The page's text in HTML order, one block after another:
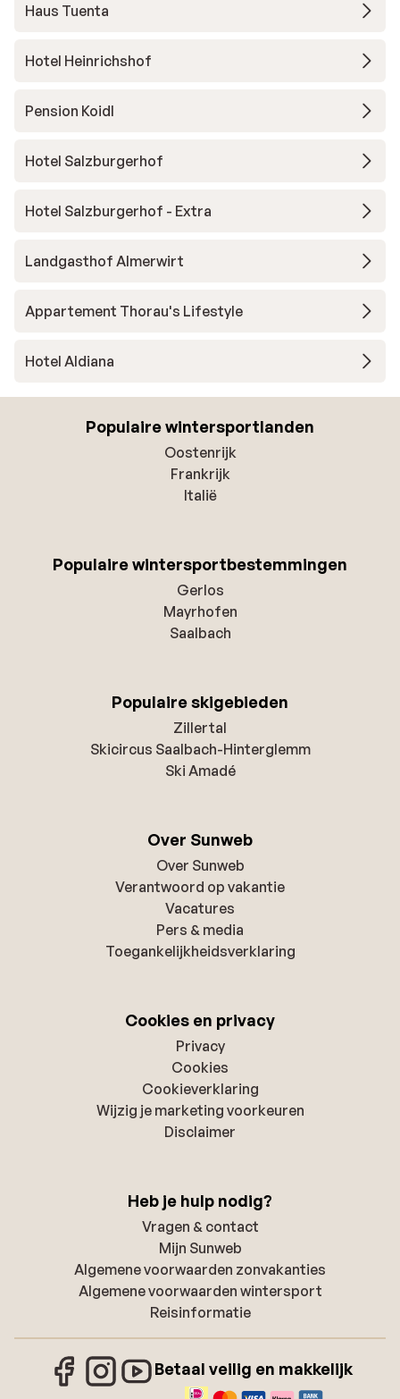
Haus Tuenta
Hotel Heinrichshof
Pension Koidl
Hotel Salzburgerhof
Hotel Salzburgerhof - Extra
Landgasthof Almerwirt
Appartement Thorau's Lifestyle
Hotel Aldiana
Populaire wintersportlanden
Oostenrijk
Frankrijk
Italië
Populaire wintersportbestemmingen
Gerlos
Mayrhofen
Saalbach
Populaire skigebieden
Zillertal
Skicircus Saalbach-Hinterglemm
Ski Amadé
Over Sunweb
Over Sunweb
Verantwoord op vakantie
Vacatures
Pers & media
Toegankelijkheidsverklaring
Cookies en privacy
Privacy
Cookies
Cookieverklaring
Wijzig je marketing voorkeuren
Disclaimer
Heb je hulp nodig?
Vragen & contact
Mijn Sunweb
Algemene voorwaarden zonvakanties
Algemene voorwaarden wintersport
Reisinformatie
Betaal veilig en makkelijk